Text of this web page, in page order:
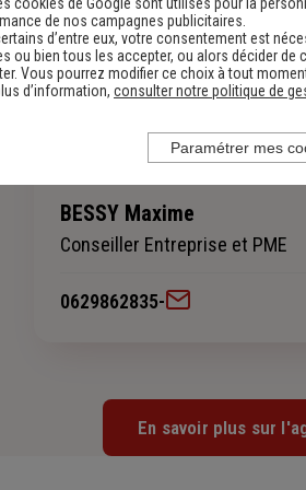
BESSY Maxime
Conseiller Entreprise et PME
0629862835-
En savoir plus sur
de nos campagnes publicitaires.
d’entre eux, votre consentement est
ou bien tous les accepter, ou alors décider de
Vous pourrez modifier ce choix à tout
d’information, consulter notre politique de
Paramétrer mes